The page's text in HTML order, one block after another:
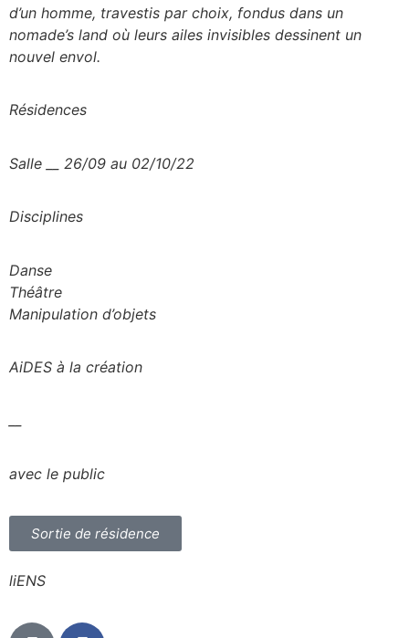
d’un homme, travestis par choix, fondus dans un
nomade’s land où leurs ailes invisibles dessinent un
nouvel envol.
Résidences
Salle __ 26/09 au 02/10/22
Disciplines
Danse
Théâtre
Manipulation d’objets
AiDES à la création
avec le public
Sortie de résidence
liENS